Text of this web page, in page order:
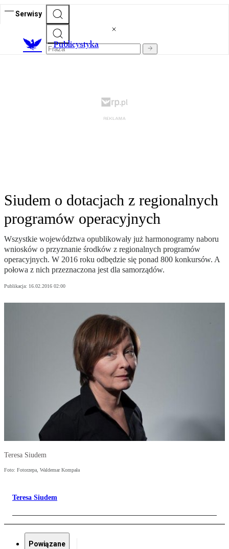
Serwisy
Publicystyka
Siudem o dotacjach z regionalnych
programów operacyjnych
Wszystkie województwa opublikowały już harmonogramy naboru
wniosków o przyznanie środków z regionalnych programów
operacyjnych. W 2016 roku odbędzie się ponad 800 konkursów. A
połowa z nich przeznaczona jest dla samorządów.
Publikacja: 16.02.2016 02:00
Teresa Siudem
Foto: Fotorzepa, Waldemar Kompała
Teresa Siudem
Powiązane